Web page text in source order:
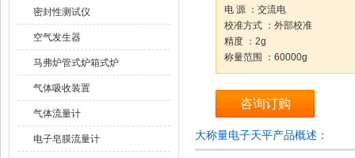
密封性测试仪
空气发生器
马弗炉管式炉箱式炉
气体吸收装置
气体流量计
电子皂膜流量计
电 源 ：交流电
校准方式 ：外部校准
精度 ：2g
称量范围 ：60000g
咨询订购
大称量电子天平产品概述：